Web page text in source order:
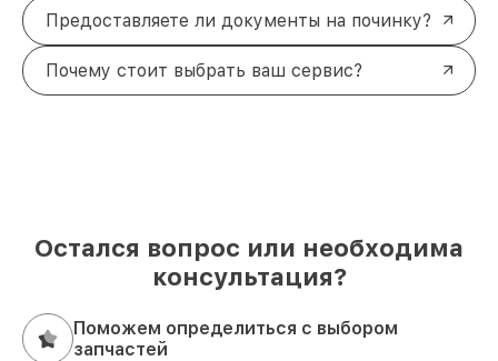
Предоставляете ли документы на починку?
Почему стоит выбрать ваш сервис?
Остался вопрос или необходима
консультация?
Поможем определиться с выбором
запчастей